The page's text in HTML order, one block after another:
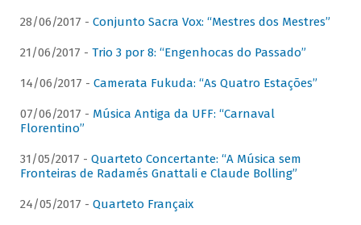
28/06/2017 - Conjunto Sacra Vox: “Mestres dos Mestres”
21/06/2017 - Trio 3 por 8: “Engenhocas do Passado”
14/06/2017 - Camerata Fukuda: “As Quatro Estações”
07/06/2017 - Música Antiga da UFF: “Carnaval
Florentino”
31/05/2017 - Quarteto Concertante: “A Música sem
Fronteiras de Radamés Gnattali e Claude Bolling”
24/05/2017 - Quarteto Françaix